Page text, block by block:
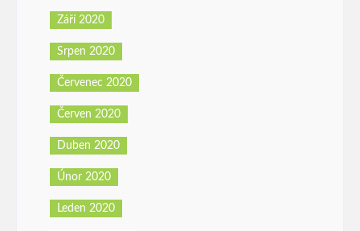
Září 2020
Srpen 2020
Červenec 2020
Červen 2020
Duben 2020
Únor 2020
Leden 2020